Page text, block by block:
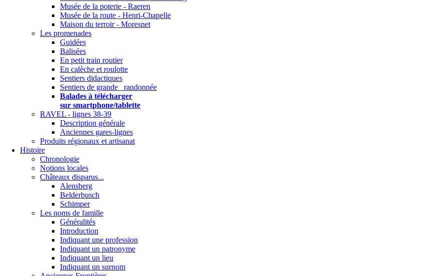
Musée de la poterie - Raeren
Musée de la route - Henri-Chapelle
Maison du terroir - Moresnet
Les promenades
Guidées
Balisées
En petit train routier
En calèche et roulotte
Sentiers didactiques
Sentiers de grande randonnée
Balades à télécharger
sur smartphone/tablette
RAVEL - lignes 38-39
Description générale
Anciennes gares-lignes
Produits régionaux et artisanat
Histoire
Chronologie
Notions locales
Châteaux disparus...
Alensberg
Belderbusch
Schimper
Les noms de famille
Généralités
Introduction
Indiquant une profession
Indiquant un patronyme
Indiquant un lieu
Indiquant un surnom